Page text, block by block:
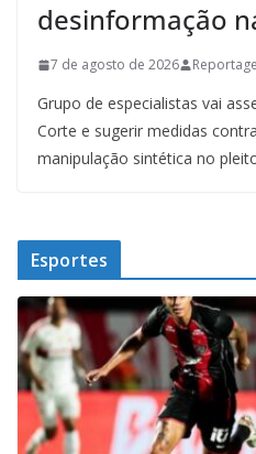
desinformação
7 de agosto de 2026
Grupo de especialistas vai
Corte e sugerir medidas
manipulação sintética no
Esportes